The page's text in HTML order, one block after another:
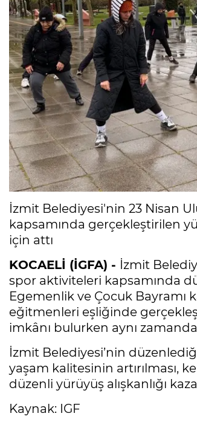
İzmit Belediyesi'nin 23 Nisan
kapsamında gerçekleştirilen
için attı
KOCAELİ (İGFA) - İzmit
spor aktiviteleri kapsamında
Egemenlik ve Çocuk Bayramı
eğitmenleri eşliğinde
imkânı bulurken aynı
İzmit Belediyesi’nin
yaşam kalitesinin artırılması,
düzenli yürüyüş alışkanlığı
Kaynak: IGF